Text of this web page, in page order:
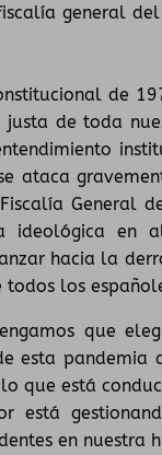
general
de
de toda
ataca
General
ideológica en
hacia la
los
que
esta
que está
está
en nuestra